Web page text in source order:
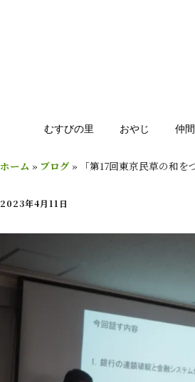
むすびの里 おやじ 仲
ホーム » ブログ » 「第17回東京民草の和
2023年4月11日